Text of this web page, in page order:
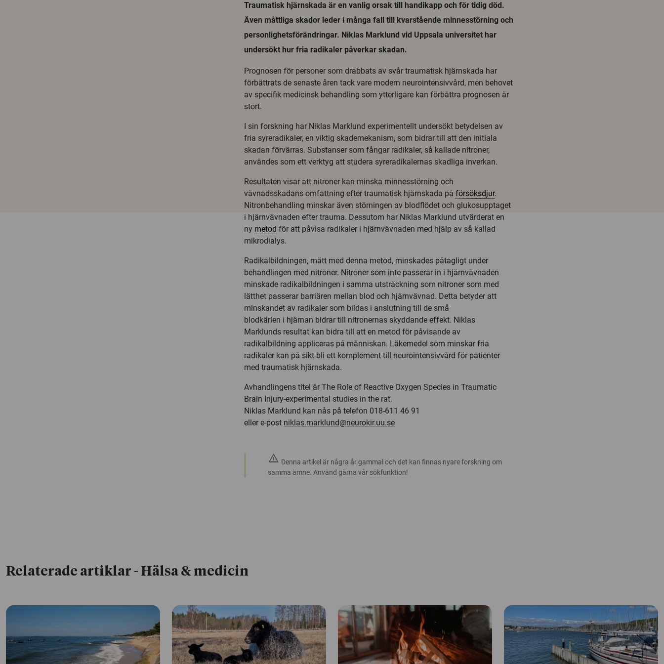
Traumatisk hjärnskada är en vanlig orsak till handikapp och för tidig död.
Även måttliga skador leder i många fall till kvarstående minnesstörning och
personlighetsförändringar. Niklas Marklund vid Uppsala universitet har
undersökt hur fria radikaler påverkar skadan.
Prognosen för personer som drabbats av svår traumatisk hjärnskada har
förbättrats de senaste åren tack vare modern neurointensivvård, men behovet
av specifik medicinsk behandling som ytterligare kan förbättra prognosen är
stort.
I sin forskning har Niklas Marklund experimentellt undersökt betydelsen av
fria syreradikaler, en viktig skademekanism, som bidrar till att den initiala
skadan förvärras. Substanser som fångar radikaler, så kallade nitroner,
användes som ett verktyg att studera syreradikalernas skadliga inverkan.
Resultaten visar att nitroner kan minska minnesstörning och
vävnadsskadans omfattning efter traumatisk hjärnskada på försöksdjur.
Nitronbehandling minskar även störningen av blodflödet och glukosupptaget
i hjärnvävnaden efter trauma. Dessutom har Niklas Marklund utvärderat en
ny metod för att påvisa radikaler i hjärnvävnaden med hjälp av så kallad
mikrodialys.
Radikalbildningen, mätt med denna metod, minskades påtagligt under
behandlingen med nitroner. Nitroner som inte passerar in i hjärnvävnaden
minskade radikalbildningen i samma utsträckning som nitroner som med
lätthet passerar barriären mellan blod och hjärnvävnad. Detta betyder att
minskandet av radikaler som bildas i anslutning till de små
blodkärlen i hjärnan bidrar till nitronernas skyddande effekt. Niklas
Marklunds resultat kan bidra till att en metod för påvisande av
radikalbildning appliceras på människan. Läkemedel som minskar fria
radikaler kan på sikt bli ett komplement till neurointensivvård för patienter
med traumatisk hjärnskada.
Avhandlingens titel är The Role of Reactive Oxygen Species in Traumatic
Brain Injury-experimental studies in the rat.
Niklas Marklund kan nås på telefon 018-611 46 91
eller e-post niklas.marklund@neurokir.uu.se
warning Denna artikel är några år gammal och det kan finnas nyare forskning om
samma ämne. Använd gärna vår sökfunktion!
Relaterade artiklar - Hälsa & medicin